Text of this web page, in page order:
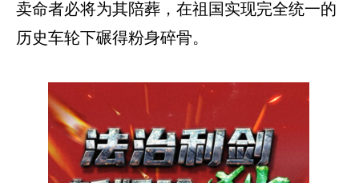
卖命者必将为其陪葬，在祖国实现完全统一的
历史车轮下碾得粉身碎骨。